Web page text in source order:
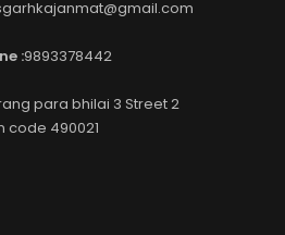
:9893378442
para bhilai 3 Street 2
code 490021